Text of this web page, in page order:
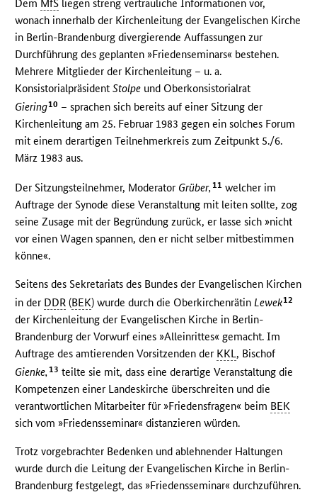
Dem MfS liegen streng vertrauliche Informationen vor,
wonach innerhalb der Kirchenleitung der Evangelischen Kirche
in Berlin-Brandenburg divergierende Auffassungen zur
Durchführung des geplanten »Friedenseminars« bestehen.
Mehrere Mitglieder der Kirchenleitung – u. a.
KonsistorialpräsidentStolpe und Oberkonsistorialrat
Giering10 – sprachen sich bereits auf einer Sitzung der
Kirchenleitung am 25. Februar 1983 gegen ein solches Forum
mit einem derartigen Teilnehmerkreis zum Zeitpunkt 5./6.
März 1983 aus.
Der Sitzungsteilnehmer, Moderator Grüber,11 welcher im
Auftrage der Synode diese Veranstaltung mit leiten sollte, zog
seine Zusage mit der Begründung zurück, er lasse sich »nicht
vor einen Wagen spannen, den er nicht selber mitbestimmen
könne«.
Seitens des Sekretariats des Bundes der Evangelischen Kirchen
in der DDR (BEK) wurde durch die Oberkirchenrätin Lewek12
der Kirchenleitung der Evangelischen Kirche in Berlin-
Brandenburg der Vorwurf eines »Alleinrittes« gemacht. Im
Auftrage des amtierenden Vorsitzenden der KKL , Bischof
Gienke, 13 teilte sie mit, dass eine derartige Veranstaltung die
Kompetenzen einer Landeskirche überschreiten und die
verantwortlichen Mitarbeiter für »Friedensfragen« beim BEK
sich vom »Friedensseminar« distanzieren würden.
Trotz vorgebrachter Bedenken und ablehnender Haltungen
wurde durch die Leitung der Evangelischen Kirche in Berlin-
Brandenburg festgelegt, das »Friedensseminar« durchzuführen.